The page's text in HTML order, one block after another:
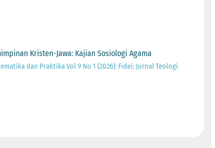
Kristen-Jawa: Kajian Sosiologi Agama
dan Praktika Vol 9 No 1 (2026): Fidei: Jurnal Teologi